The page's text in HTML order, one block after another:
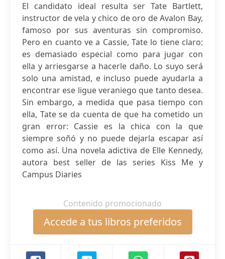
El candidato ideal resulta ser Tate Bartlett,
instructor de vela y chico de oro de Avalon Bay,
famoso por sus aventuras sin compromiso.
Pero en cuanto ve a Cassie, Tate lo tiene claro:
es demasiado especial como para jugar con
ella y arriesgarse a hacerle daño. Lo suyo será
solo una amistad, e incluso puede ayudarla a
encontrar ese ligue veraniego que tanto desea.
Sin embargo, a medida que pasa tiempo con
ella, Tate se da cuenta de que ha cometido un
gran error: Cassie es la chica con la que
siempre soñó y no puede dejarla escapar así
como así. Una novela adictiva de Elle Kennedy,
autora best seller de las series Kiss Me y
Campus Diaries
Contenido promocionado
Accede a tus libros preferidos